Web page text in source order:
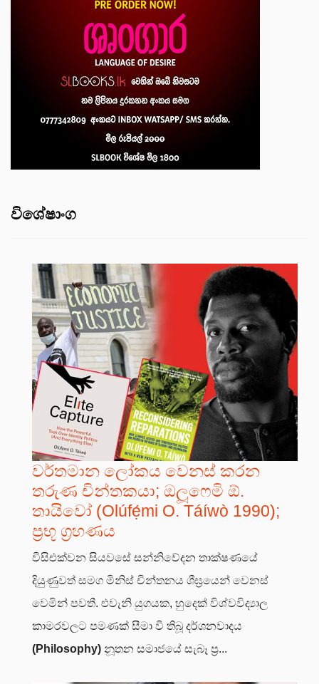
විශේෂාංග
වර්තමාන ලෝකය වෙනස් කරන
තරුණ චින්තකයා; ඔලූෆෙමි ඕ.
තායිවෝ (Olúfẹ́mi O. Táíwò 1990);
ප්‍රභූ ග්‍රහණය
විසිඑක්වන සියවසේ සන්නිවේදන තාක්ෂණයේ
දියුණුවත් සමග මිනිස් චින්තනය ශීඝ්‍රයෙන් වෙනස්
වෙමින් පවතී. එවැනි යුගයක, හුදෙක් විශ්වවිද්‍යාල
කාමරවලට පමණක් සීමා වී තිබූ දර්ශනවාදය
(Philosophy) නූතන සමාජයේ සැබෑ ප්‍ර...